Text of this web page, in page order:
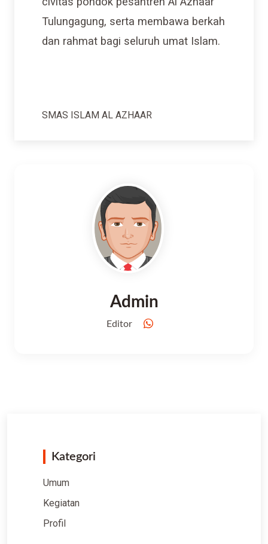
Tulungagung, serta membawa berkah
dan rahmat bagi seluruh umat Islam.
SMAS ISLAM AL AZHAAR
Admin
Editor
Kategori
Umum
Kegiatan
Profil